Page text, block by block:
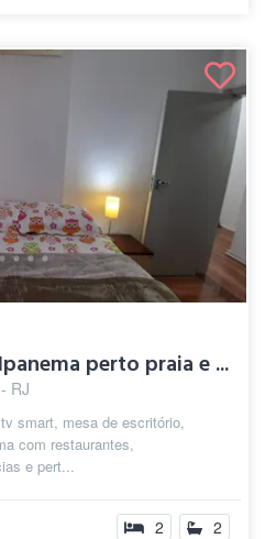
perto praia e ...
RJ
smart, mesa de escritório,
com restaurantes,
e pert...
2 2